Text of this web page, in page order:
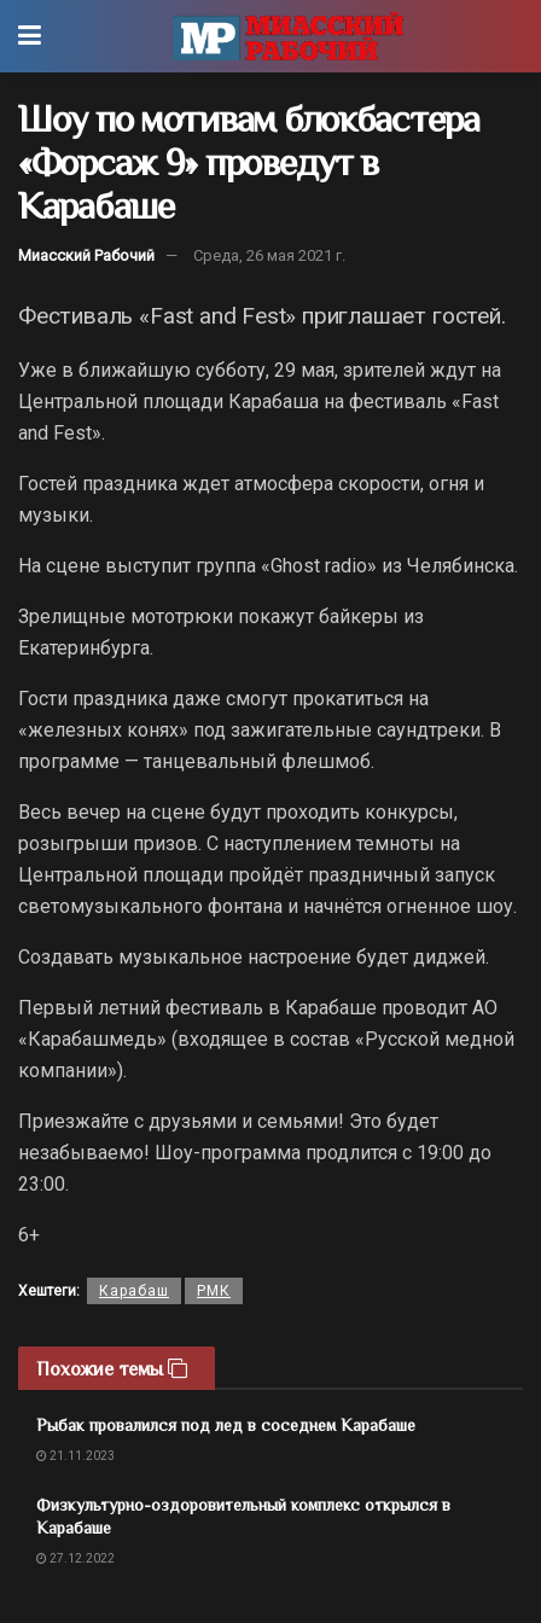
Шоу по мотивам блокбастера
«Форсаж 9» проведут в
Карабаше
Миасский Рабочий Среда, 26 мая 2021 г.
Фестиваль «Fast and Fest» приглашает гостей.
Уже в ближайшую субботу, 29 мая, зрителей ждут на
Центральной площади Карабаша на фестиваль «Fast
and Fest».
Гостей праздника ждет атмосфера скорости, огня и
музыки.
На сцене выступит группа «Ghost radio» из Челябинска.
Зрелищные мототрюки покажут байкеры из
Екатеринбурга.
Гости праздника даже смогут прокатиться на
«железных конях» под зажигательные саундтреки. В
программе — танцевальный флешмоб.
Весь вечер на сцене будут проходить конкурсы,
розыгрыши призов. С наступлением темноты на
Центральной площади пройдёт праздничный запуск
светомузыкального фонтана и начнётся огненное шоу.
Создавать музыкальное настроение будет диджей.
Первый летний фестиваль в Карабаше проводит АО
«Карабашмедь» (входящее в состав «Русской медной
компании»).
Приезжайте с друзьями и семьями! Это будет
незабываемо! Шоу-программа продлится с 19:00 до
23:00.
6+
Хештеги: Карабаш РМК
Похожие темы
Рыбак провалился под лед в соседнем Карабаше
21.11.2023
Физкультурно-оздоровительный комплекс открылся в
Карабаше
27.12.2022